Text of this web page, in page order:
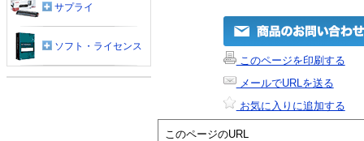
このページを印刷する
メールでURLを送る
お気に入りに追加する
このページのURL
サプライ
ソフト・ライセンス